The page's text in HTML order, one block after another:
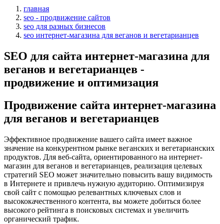
главная
seo - продвижение сайтов
seo для разных бизнесов
seo интернет-магазина для веганов и вегетарианцев
SEO для сайта интернет-магазина для
веганов и вегетарианцев -
продвижение и оптимизация
Продвижение сайта интернет-магазина
для веганов и вегетарианцев
Эффективное продвижение вашего сайта имеет важное
значение на конкурентном рынке веганских и вегетарианских
продуктов. Для веб-сайта, ориентированного на интернет-
магазин для веганов и вегетарианцев, реализация целевых
стратегий SEO может значительно повысить вашу видимость
в Интернете и привлечь нужную аудиторию. Оптимизируя
свой сайт с помощью релевантных ключевых слов и
высококачественного контента, вы можете добиться более
высокого рейтинга в поисковых системах и увеличить
органический трафик.